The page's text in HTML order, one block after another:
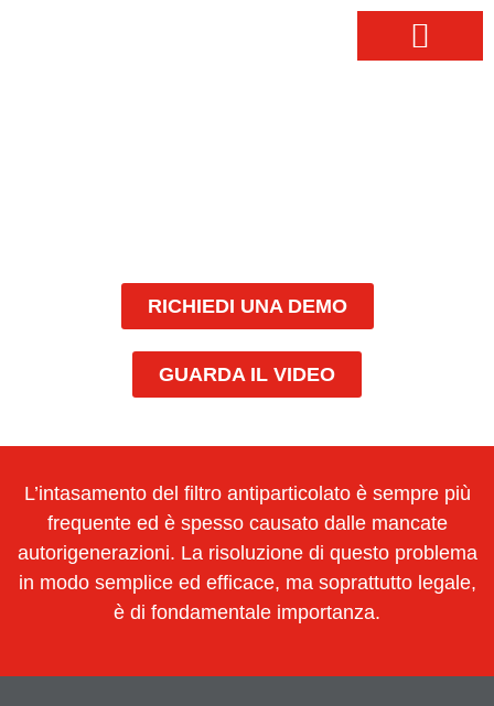
RICHIEDI UNA DEMO
GUARDA IL VIDEO
L’intasamento del filtro antiparticolato è sempre più
frequente ed è spesso causato dalle mancate
autorigenerazioni. La risoluzione di questo problema
in modo semplice ed efficace, ma soprattutto legale,
è di fondamentale importanza.